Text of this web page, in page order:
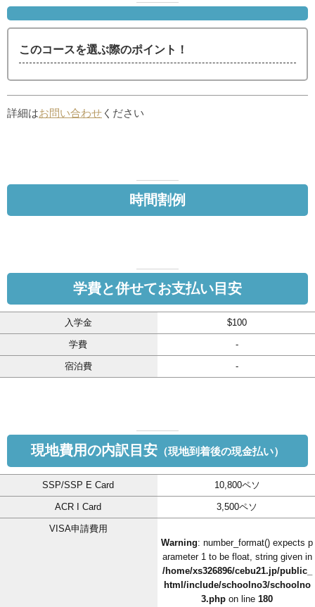
このコースを選ぶ際のポイント！
詳細はお問い合わせ ください
時間割例
学費と併せてお支払い目安
入学金 $100
学費 -
宿泊費 -
現地費用の内訳目安 （現地到着後の現金払い）
SSP/SSP E Card 10,800ペソ
ACR I Card 3,500ペソ
VISA申請費用
Warning: number_format() expects p
arameter 1 to be float, string given in
/home/xs326896/cebu21.jp/public_
html/include/schoolno3/schoolno
3.php on line 180